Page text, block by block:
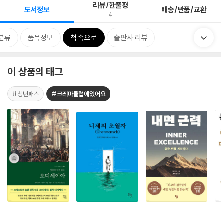
도서정보 리뷰/한줄평
4 배송/반품/교환
류 품목정보 책 속으로 출판사 리뷰
이 상품의 태그
#청년패스 #크레마클럽에있어요